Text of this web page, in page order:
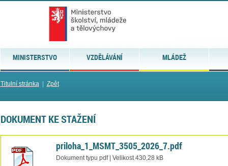
MINISTERSTVO VZDĚLÁVÁNÍ MLÁDEŽ
Titulní stránka| Zpět
DOKUMENT KE STAŽENÍ
priloha_1_MSMT_3505_2026_7.pdf
Dokument typu pdf | Velikost 430,28 kB